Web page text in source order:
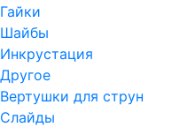
Гайки
Шайбы
Инкрустация
Другое
Вертушки для струн
Слайды